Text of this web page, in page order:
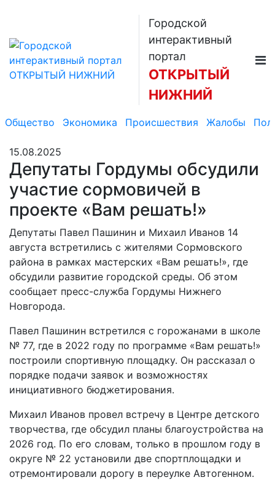
Городской
интерактивный
портал
ОТКРЫТЫЙ
НИЖНИЙ
Общество Экономика Происшествия Жалобы
15.08.2025
Депутаты Гордумы обсудили
участие сормовичей в
проекте «Вам решать!»
Депутаты Павел Пашинин и Михаил Иванов 14
августа встретились с жителями Сормовского
района в рамках мастерских «Вам решать!», где
обсудили развитие городской среды. Об этом
сообщает пресс-служба Гордумы Нижнего
Новгорода.
Павел Пашинин встретился с горожанами в школе
№ 77, где в 2022 году по программе «Вам решать!»
построили спортивную площадку. Он рассказал о
порядке подачи заявок и возможностях
инициативного бюджетирования.
Михаил Иванов провел встречу в Центре детского
творчества, где обсудил планы благоустройства на
2026 год. По его словам, только в прошлом году в
округе № 22 установили две спортплощадки и
отремонтировали дорогу в переулке Автогенном.